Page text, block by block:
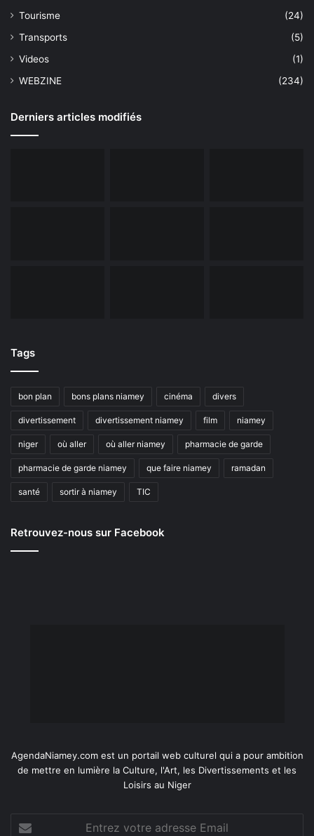
Tourisme
(24)
Transports
(5)
Videos
(1)
WEBZINE
(234)
Derniers articles modifiés
Tags
bon plan bons plans niamey cinéma divers
divertissement divertissement niamey film niamey
niger où aller où aller niamey pharmacie de garde
pharmacie de garde niamey que faire niamey ramadan
santé sortir à niamey TIC
Retrouvez-nous sur Facebook
AgendaNiamey.com est un portail web culturel qui a pour ambition
de mettre en lumière la Culture, l'Art, les Divertissements et les
Loisirs au Niger
Entrez